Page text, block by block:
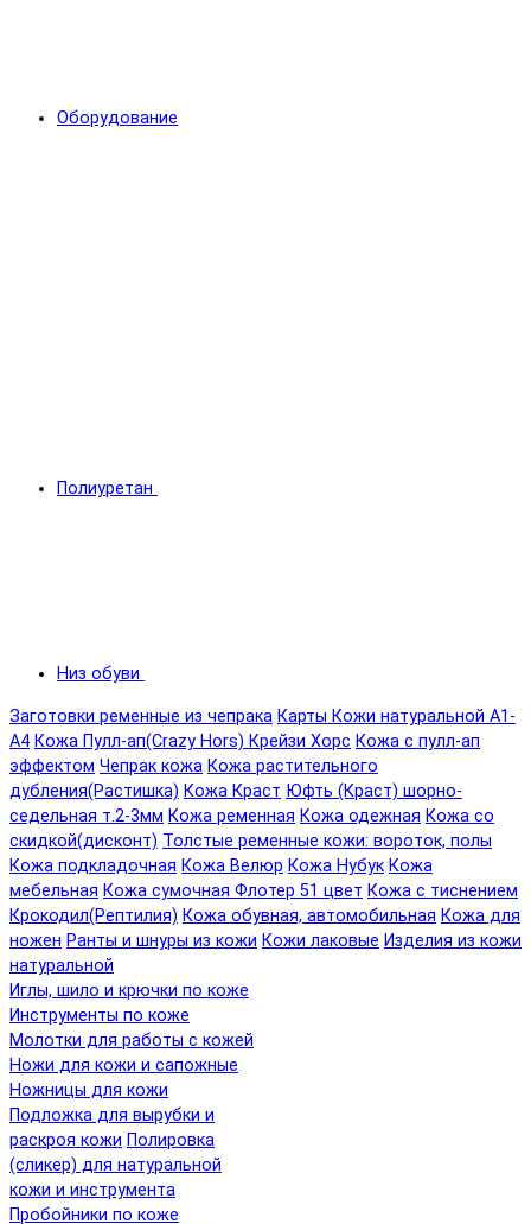
Оборудование
Полиуретан
Низ обуви
Заготовки ременные из чепрака Карты Кожи натуральной А1-
А4 Кожа Пулл-ап(Crazy Hors) Крейзи Хорс Кожа с пулл-ап
эффектом Чепрак кожа Кожа растительного
дубления(Растишка) Кожа Краст Юфть (Краст) шорно-
седельная т.2-3мм Кожа ременная Кожа одежная Кожа со
скидкой(дисконт) Толстые ременные кожи: вороток, полы
Кожа подкладочная Кожа Велюр Кожа Нубук Кожа
мебельная Кожа сумочная Флотер 51 цвет Кожа с тиснением
Крокодил(Рептилия) Кожа обувная, автомобильная Кожа для
ножен Ранты и шнуры из кожи Кожи лаковые Изделия из кожи
натуральной
Иглы, шило и крючки по коже
Инструменты по коже
Молотки для работы с кожей
Ножи для кожи и сапожные
Ножницы для кожи
Подложка для вырубки и
раскроя кожи Полировка
(сликер) для натуральной
кожи и инструмента
Пробойники по коже